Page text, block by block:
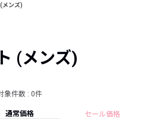
メンズ)
(メンズ)
象件数 : 0件
通常価格 セール価格